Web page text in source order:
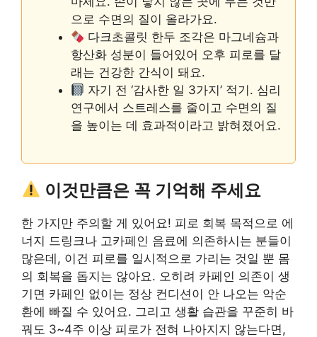
으로 수면의 질이 올라가요.
다크초콜릿 한두 조각은 마그네슘과
항산화 성분이 들어있어 오후 피로를 달
래는 건강한 간식이 돼요.
자기 전 ‘감사한 일 3가지’ 적기. 심리
연구에서 스트레스를 줄이고 수면의 질
을 높이는 데 효과적이라고 밝혀졌어요.
이것만큼은 꼭 기억해 주세요
한 가지만 주의할 게 있어요! 피로 회복 목적으로 에
너지 드링크나 고카페인 음료에 의존하시는 분들이
많은데, 이건 피로를 일시적으로 가리는 것일 뿐 몸
의 회복을 돕지는 않아요. 오히려 카페인 의존이 생
기면 카페인 없이는 정상 컨디션이 안 나오는 악순
환에 빠질 수 있어요. 그리고 생활 습관을 꾸준히 바
꿔도 3~4주 이상 피로가 전혀 나아지지 않는다면,